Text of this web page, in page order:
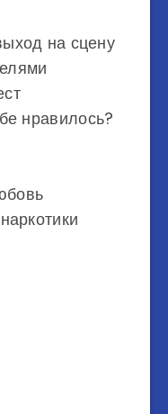
на сцену
нравилось?